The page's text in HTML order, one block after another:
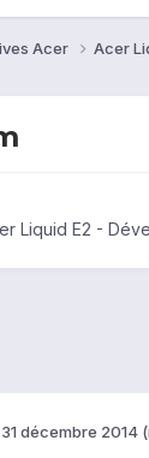
Acer Acer
Liquid E2 -
31 décembre 2014